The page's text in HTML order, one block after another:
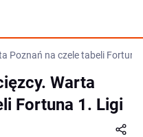
Poznań na czele tabeli
Warta
Fortuna 1. Ligi